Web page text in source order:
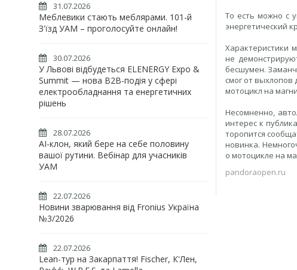
31.07.2026
Меблевики стають меблярами. 101-й
З'їзд УАМ – проголосуйте онлайн!
30.07.2026
У Львові відбудеться ELENERGY Expo &
Summit — нова B2B-подія у сфері
електрообладнання та енергетичних
рішень
28.07.2026
AI-клон, який бере на себе половину
вашої рутини. Вебінар для учасників
УАМ
22.07.2026
Новини зварювання від Fronius Україна
№3/2026
22.07.2026
Lean-тур на Закарпаття! Fischer, К'Лен,
То есть можно с
энергетический
Характеристики
не
бесшумен.
смог от выхлопов
мотоцикл на
Несомненно,
интерес к
торопится
новинка.
о мотоцикле на
pandoraopen.ru